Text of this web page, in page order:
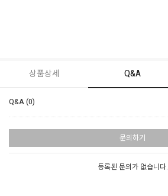
상품상세 Q&A
Q&A (0)
문의하기
등록된 문의가 없습니다.